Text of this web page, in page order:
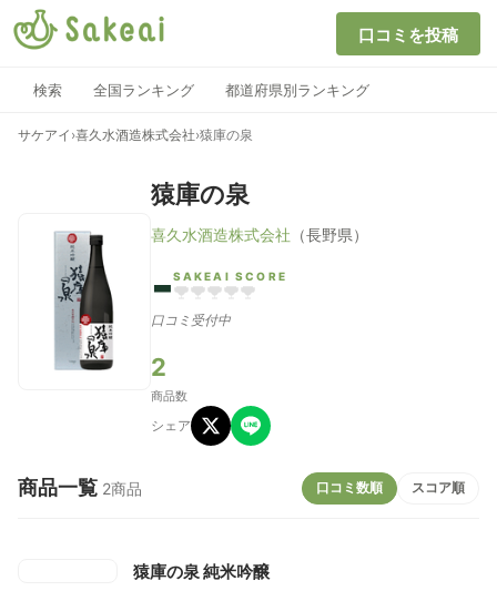
口コミを投稿
検索 全国ランキング 都道府県別ランキング
サケアイ ›喜久水酒造株式会社›猿庫の泉
猿庫の泉
喜久水酒造株式会社 （長野県）
-SAKEAI SCORE
口コミ受付中
2
商品数
シェア
商品一覧 2商品 口コミ数順 スコア順
猿庫の泉 純米吟醸